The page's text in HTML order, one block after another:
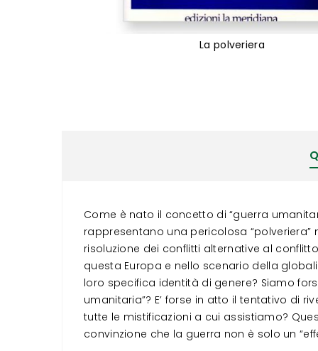
La polveriera
Come è nato il concetto di “guerra
rappresentano una pericolosa
risoluzione dei conflitti alternative al
questa Europa e nello scenario della
loro specifica identità di genere? Siamo
umanitaria”? E’ forse in atto il tentativo di
tutte le mistificazioni a cui assistiamo?
convinzione che la guerra non è solo un